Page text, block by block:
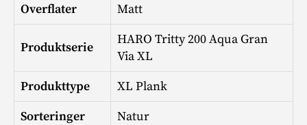
Overflater
Matt
Produktserie
HARO Tritty 200 Aqua Gran
Via XL
Produkttype
XL Plank
Sorteringer
Natur